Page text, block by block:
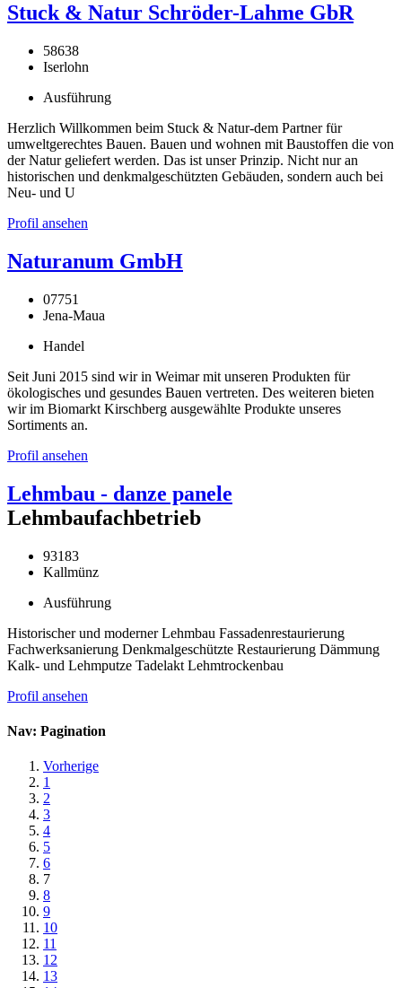
Stuck & Natur Schröder-Lahme GbR
58638
Iserlohn
Ausführung
Herzlich Willkommen beim Stuck & Natur-dem Partner für
umweltgerechtes Bauen. Bauen und wohnen mit Baustoffen die von
der Natur geliefert werden. Das ist unser Prinzip. Nicht nur an
historischen und denkmalgeschützten Gebäuden, sondern auch bei
Neu- und U
Profil ansehen
Naturanum GmbH
07751
Jena-Maua
Handel
Seit Juni 2015 sind wir in Weimar mit unseren Produkten für
ökologisches und gesundes Bauen vertreten. Des weiteren bieten
wir im Biomarkt Kirschberg ausgewählte Produkte unseres
Sortiments an.
Profil ansehen
Lehmbau - danze panele
Lehmbaufachbetrieb
93183
Kallmünz
Ausführung
Historischer und moderner Lehmbau Fassadenrestaurierung
Fachwerksanierung Denkmalgeschützte Restaurierung Dämmung
Kalk- und Lehmputze Tadelakt Lehmtrockenbau
Profil ansehen
Nav: Pagination
Vorherige
1
2
3
4
5
6
7
8
9
10
11
12
13